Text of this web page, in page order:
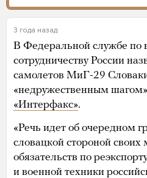
3 года назад
В Федеральной службе по
сотрудничеству России
самолетов МиГ-29
«недружественным
«Интерфакс».
«Речь идет об очередном
словацкой стороной
обязательств по
и военной техники